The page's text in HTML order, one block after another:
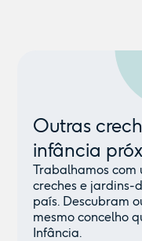
Outras
infância
Trabalhamos com
creches e jardins-
país. Descubram
mesmo concelho
Infância.